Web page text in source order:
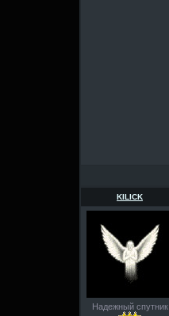
KILICK
Надежный спутник